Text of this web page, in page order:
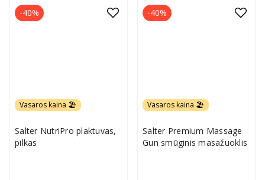
Vasaros kaina 🏖️
Salter NutriPro plaktuvas,
pilkas
-40%
Vasaros kaina 🏖️
Salter Premium Massage
Gun smūginis masažuoklis
-40%